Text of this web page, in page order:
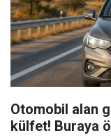
Otomobil alan
külfet! Buraya